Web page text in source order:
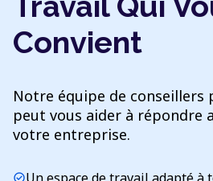
Convient
Notre équipe de conseillers
peut vous aider à répondre
votre entreprise.